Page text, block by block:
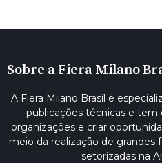
Sobre a Fiera Milano
A Fiera Milano Brasil é
publicações técnicas e
organizações e criar
meio da realização de grandes
setorizadas na